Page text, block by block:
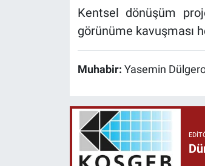
Kentsel dönüşüm
görünüme kavuşması
Muhabir: Yasemin